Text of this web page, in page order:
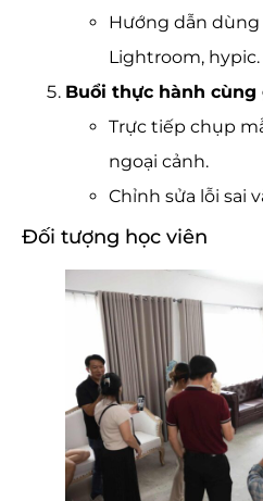
Hướng dẫn dùng
Lightroom, hypic.
Buổi thực hành cùng
Trực tiếp chụp
ngoại cảnh.
Chỉnh sửa lỗi sai
Đối tượng học viên